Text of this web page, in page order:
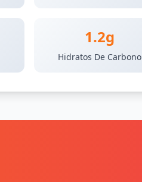
1.2g
Hidratos De Carbono